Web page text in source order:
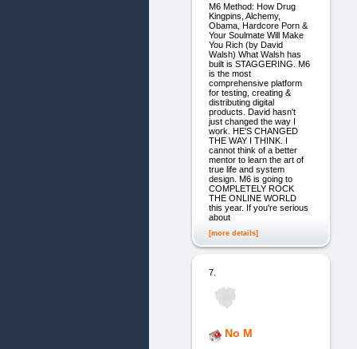
M6 Method: How Drug
Kingpins, Alchemy,
Obama, Hardcore Porn &
Your Soulmate Will Make
You Rich (by David
Walsh) What Walsh has
built is STAGGERING. M6
is the most
comprehensive platform
for testing, creating &
distributing digital
products. David hasn't
just changed the way I
work. HE'S CHANGED
THE WAY I THINK. I
cannot think of a better
mentor to learn the art of
true life and system
design. M6 is going to
COMPLETELY ROCK
THE ONLINE WORLD
this year. If you're serious
about
[more details]
7.
No M